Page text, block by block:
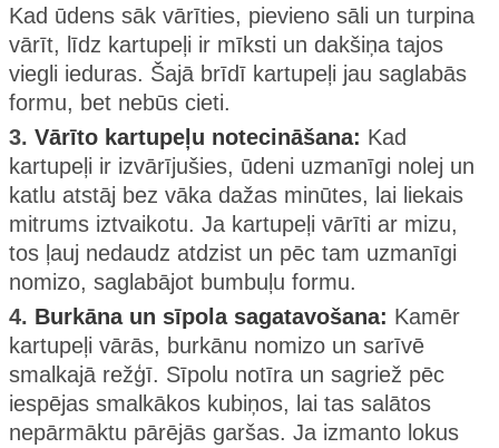
Kad ūdens sāk vārīties, pievieno sāli un turpina
vārīt, līdz kartupeļi ir mīksti un dakšiņa tajos
viegli ieduras. Šajā brīdī kartupeļi jau saglabās
formu, bet nebūs cieti.
3. Vārīto kartupeļu notecināšana: Kad
kartupeļi ir izvārījušies, ūdeni uzmanīgi nolej un
katlu atstāj bez vāka dažas minūtes, lai liekais
mitrums iztvaikotu. Ja kartupeļi vārīti ar mizu,
tos ļauj nedaudz atdzist un pēc tam uzmanīgi
nomizo, saglabājot bumbuļu formu.
4. Burkāna un sīpola sagatavošana: Kamēr
kartupeļi vārās, burkānu nomizo un sarīvē
smalkajā režģī. Sīpolu notīra un sagriež pēc
iespējas smalkākos kubiņos, lai tas salātos
nepārmāktu pārējās garšas. Ja izmanto lokus